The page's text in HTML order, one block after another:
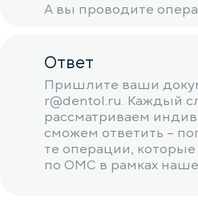
А вы проводите
Ответ
Пришлите ваши
r@dentol.ru. Каждый
рассматриваем
сможем ответить –
те операции,
по ОМС в рамках